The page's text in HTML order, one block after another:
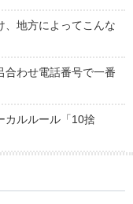
、地方によってこんな
合わせ電話番号で一番
カルルール「10捨